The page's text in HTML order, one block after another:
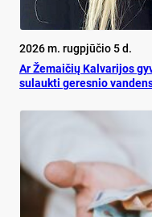
2026 m. rugpjūčio 5 d.
Ar Že­mai­čių Kal­va­ri­jos
su­lauk­ti ge­res­nio